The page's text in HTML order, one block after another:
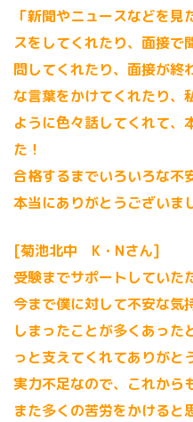
「新聞やニュースなどを
スをしてくれたり、面接で
問してくれたり、面接が終
な言葉をかけてくれたり、
ように色々話してくれて、
た！
合格するまでいろいろな不
本当にありがとうございま
[菊池北中 K・Nさん]
受験までサポートしていた
今まで僕に対して不安な気
しまったことが多くあった
っと支えてくれてありがと
実力不足なので、これから
また多くの苦労をかけると